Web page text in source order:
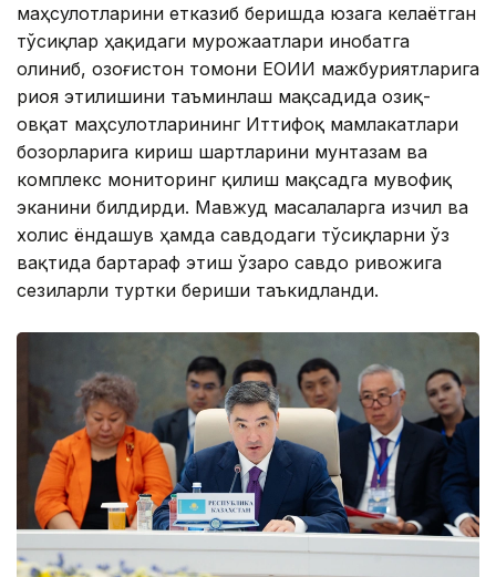
маҳсулотларини етказиб беришда юзага келаётган
тўсиқлар ҳақидаги мурожаатлари инобатга
олиниб, Қозоғистон томони ЕОИИ мажбуриятларига
риоя этилишини таъминлаш мақсадида озиқ-
овқат маҳсулотларининг Иттифоқ мамлакатлари
бозорларига кириш шартларини мунтазам ва
комплекс мониторинг қилиш мақсадга мувофиқ
эканини билдирди. Мавжуд масалаларга изчил ва
холис ёндашув ҳамда савдодаги тўсиқларни ўз
вақтида бартараф этиш ўзаро савдо ривожига
сезиларли туртки бериши таъкидланди.